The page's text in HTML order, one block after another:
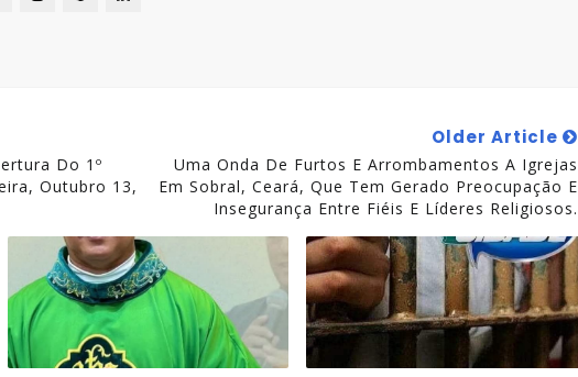
Do 1º
Outubro 13,
Older Article
Uma Onda De Furtos E Arrombamentos A Igrejas
Em Sobral, Ceará, Que Tem Gerado Preocupação E
Insegurança Entre Fiéis E Líderes Religiosos.